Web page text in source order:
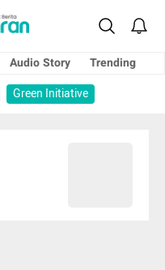
Audio Story
Trending
Green Initiative